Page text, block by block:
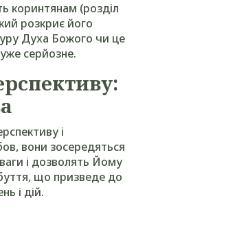
коринтянам (розділ
розкриє його
Духа Божого чи це
серйозне.
і
вони зосередяться
і дозволять Йому
що призведе до
і дій.